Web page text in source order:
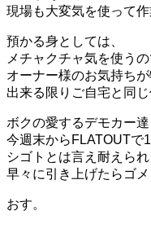
現場も大変気を使って作
預かる身としては、
メチャクチャ気を使うの
オーナー様のお気持ち
出来る限りご自宅と同
ボクの愛するデモカー達
今週末からFLATOUTで
シゴトとは言え耐えられ
早々に引き上げたらゴメ
おす。